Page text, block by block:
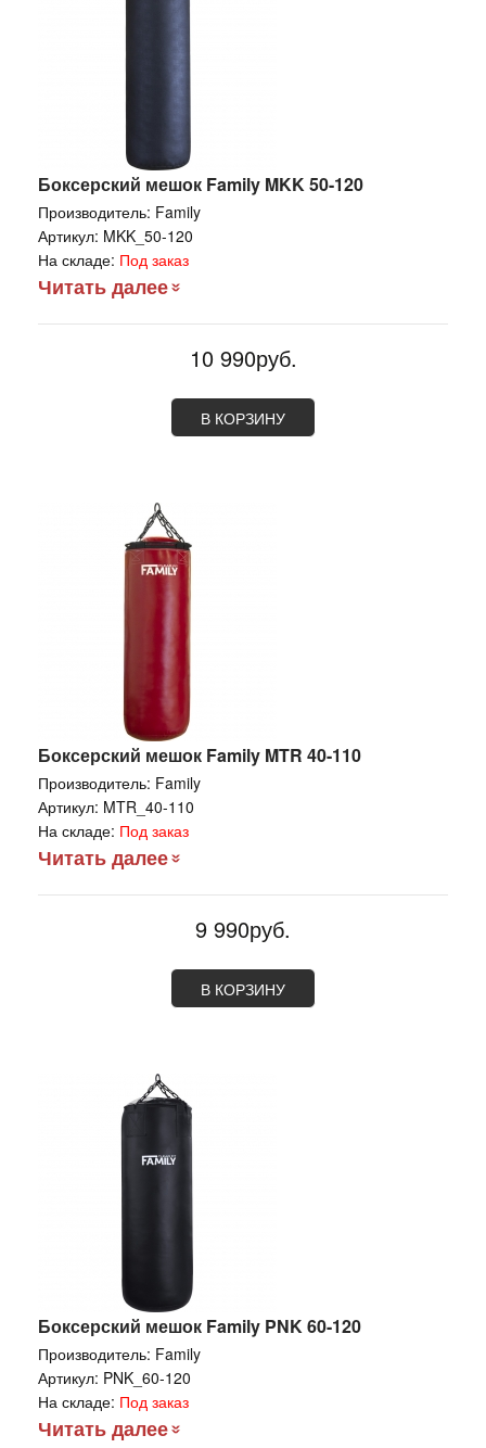
Боксерский мешок Family MKK 50-120
Производитель: Family
Артикул: MKK_50-120
На складе: Под заказ
Читать далее
10 990руб.
В КОРЗИНУ
Боксерский мешок Family MTR 40-110
Производитель: Family
Артикул: MTR_40-110
На складе: Под заказ
Читать далее
9 990руб.
В КОРЗИНУ
Боксерский мешок Family PNK 60-120
Производитель: Family
Артикул: PNK_60-120
На складе: Под заказ
Читать далее